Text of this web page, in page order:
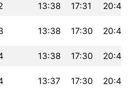
13:38 17:31 20:44
13:38 17:30 20:43
13:38 17:30 20:42
13:37 17:30 20:41